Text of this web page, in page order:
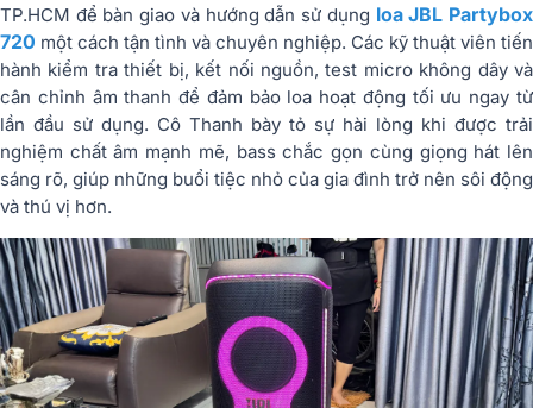
TP.HCM để bàn giao và hướng dẫn sử dụng loa JBL Partybox
720 một cách tận tình và chuyên nghiệp. Các kỹ thuật viên tiến
hành kiểm tra thiết bị, kết nối nguồn, test micro không dây và
cân chỉnh âm thanh để đảm bảo loa hoạt động tối ưu ngay từ
lần đầu sử dụng. Cô Thanh bày tỏ sự hài lòng khi được trải
nghiệm chất âm mạnh mẽ, bass chắc gọn cùng giọng hát lên
sáng rõ, giúp những buổi tiệc nhỏ của gia đình trở nên sôi động
và thú vị hơn.